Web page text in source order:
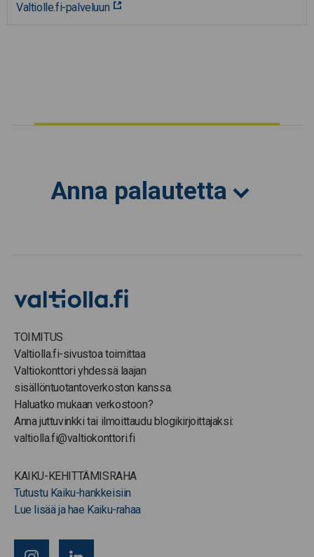
Valtiolle.fi-palveluun
Anna palautetta
TOIMITUS
Valtiolla.fi-sivustoa toimittaa
Valtiokonttori yhdessä laajan
sisällöntuotantoverkoston kanssa.
Haluatko mukaan verkostoon?
Anna juttuvinkki tai ilmoittaudu blogikirjoittajaksi:
valtiolla.fi@valtiokonttori.fi
KAIKU-KEHITTÄMISRAHA
Tutustu Kaiku-hankkeisiin
Lue lisää ja hae Kaiku-rahaa